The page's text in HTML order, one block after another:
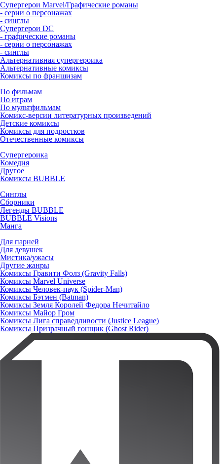
Супергерои Marvel/Графические романы
- серии о персонажах
- синглы
Супергерои DC
- графические романы
- серии о персонажах
- синглы
Альтернативная супергероика
Альтернативные комиксы
Комиксы по франшизам
По фильмам
По играм
По мультфильмам
Комикс-версии литературных произведений
Детские комиксы
Комиксы для подростков
Отечественные комиксы
Супергероика
Комедия
Другое
Комиксы BUBBLE
Синглы
Сборники
Легенды BUBBLE
BUBBLE Visions
Манга
Для парней
Для девушек
Мистика/ужасы
Другие жанры
Комиксы Гравити Фолз (Gravity Falls)
Комиксы Marvel Universe
Комиксы Человек-паук (Spider-Man)
Комиксы Бэтмен (Batman)
Комиксы Земля Королей Федора Нечитайло
Комиксы Майор Гром
Комиксы Лига справедливости (Justice League)
Комиксы Призрачный гонщик (Ghost Rider)